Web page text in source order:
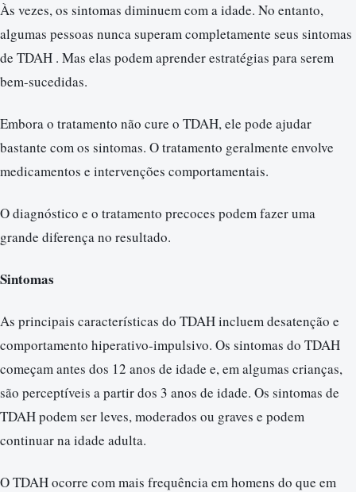
Às vezes, os sintomas diminuem com a idade. No entanto,
algumas pessoas nunca superam completamente seus sintomas
de TDAH . Mas elas podem aprender estratégias para serem
bem-sucedidas.
Embora o tratamento não cure o TDAH, ele pode ajudar
bastante com os sintomas. O tratamento geralmente envolve
medicamentos e intervenções comportamentais.
O diagnóstico e o tratamento precoces podem fazer uma
grande diferença no resultado.
Sintomas
As principais características do TDAH incluem desatenção e
comportamento hiperativo-impulsivo. Os sintomas do TDAH
começam antes dos 12 anos de idade e, em algumas crianças,
são perceptíveis a partir dos 3 anos de idade. Os sintomas de
TDAH podem ser leves, moderados ou graves e podem
continuar na idade adulta.
O TDAH ocorre com mais frequência em homens do que em